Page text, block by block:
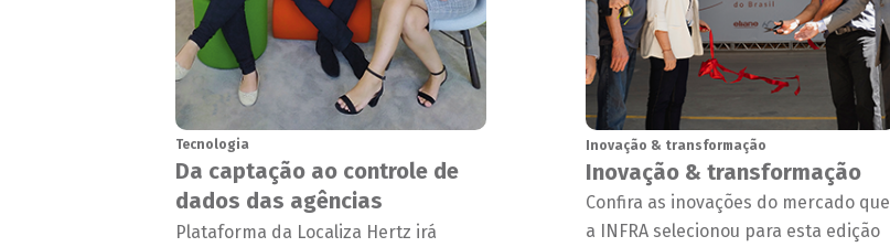
Tecnologia
Da captação ao controle de
dados das agências
Plataforma da Localiza Hertz irá
Inovação & transformação
Inovação & transformação
Confira as inovações do mercado que
a INFRA selecionou para esta edição